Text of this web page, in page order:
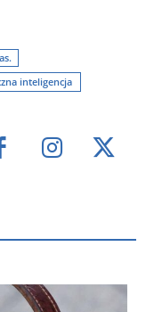
inteligencja